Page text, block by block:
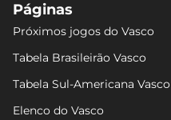
Páginas
Próximos jogos do Vasco
Tabela Brasileirão Vasco
Tabela Sul-Americana Vasco
Elenco do Vasco